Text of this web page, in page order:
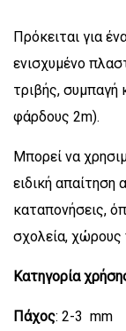
Πρόκειται για
ενισχυμένο
τριβής,
φάρδους 2m).
Μπορεί να
ειδική απαίτηση
καταπονήσεις,
σχολεία,
Κατηγορία
Πάχος: 2-3 mm